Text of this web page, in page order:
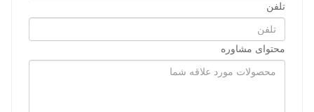
تلفن
محتوای مشاوره